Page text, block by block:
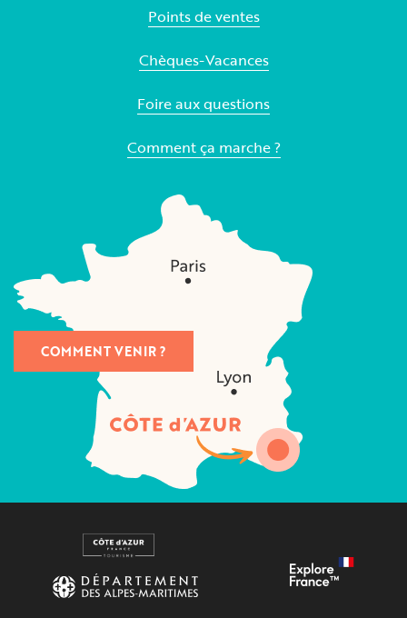
Points de ventes
Chèques-Vacances
Foire aux questions
Comment ça marche ?
COMMENT VENIR ?